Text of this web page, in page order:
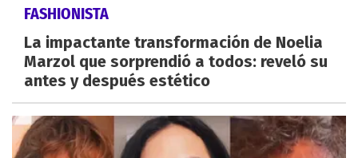
FASHIONISTA
La impactante transformación de Noelia
Marzol que sorprendió a todos: reveló su
antes y después estético